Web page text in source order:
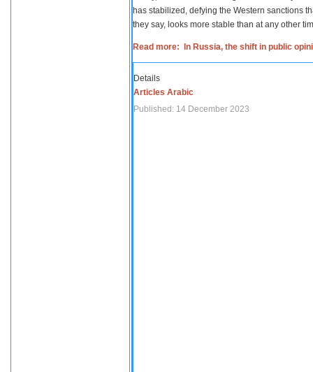
has stabilized, defying the Western sanctions
they say, looks more stable than at any other
Read more: In Russia, the shift in public
Details
Articles Arabic
Published: 14 December 2023